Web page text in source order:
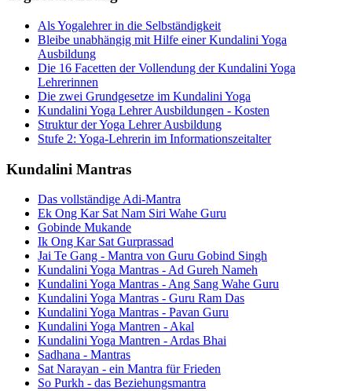
Als Yogalehrer in die Selbständigkeit
Bleibe unabhängig mit Hilfe einer Kundalini Yoga
Ausbildung
Die 16 Facetten der Vollendung der Kundalini Yoga
Lehrerinnen
Die zwei Grundgesetze im Kundalini Yoga
Kundalini Yoga Lehrer Ausbildungen - Kosten
Struktur der Yoga Lehrer Ausbildung
Stufe 2: Yoga-Lehrerin im Informationszeitalter
Kundalini Mantras
Das vollständige Adi-Mantra
Ek Ong Kar Sat Nam Siri Wahe Guru
Gobinde Mukande
Ik Ong Kar Sat Gurprassad
Jai Te Gang - Mantra von Guru Gobind Singh
Kundalini Yoga Mantras - Ad Gureh Nameh
Kundalini Yoga Mantras - Ang Sang Wahe Guru
Kundalini Yoga Mantras - Guru Ram Das
Kundalini Yoga Mantras - Pavan Guru
Kundalini Yoga Mantren - Akal
Kundalini Yoga Mantren - Ardas Bhai
Sadhana - Mantras
Sat Narayan - ein Mantra für Frieden
So Purkh - das Beziehungsmantra